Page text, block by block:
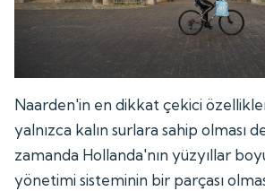
Naarden'in en dikkat çekici
yalnızca kalın surlara sahip olması
zamanda Hollanda'nın yüzyıllar
yönetimi sisteminin bir parçası